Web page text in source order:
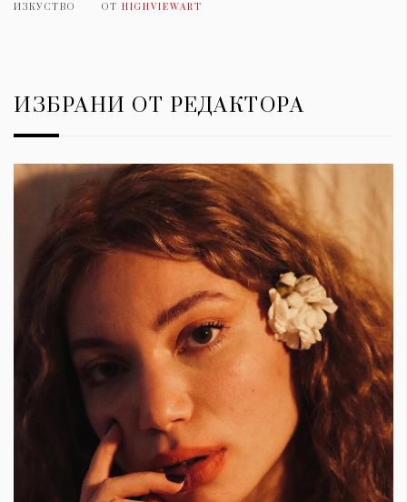
ИЗКУСТВО ОТ HIGHVIEWART
ИЗБРАНИ ОТ РЕДАКТОРА